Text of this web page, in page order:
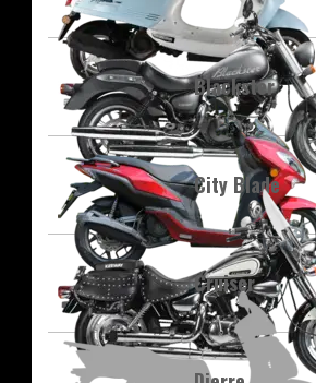
Blackster
City Blade
Cruiser